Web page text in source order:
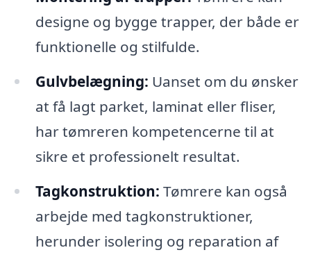
designe og bygge trapper, der både er
funktionelle og stilfulde.
Gulvbelægning: Uanset om du ønsker
at få lagt parket, laminat eller fliser,
har tømreren kompetencerne til at
sikre et professionelt resultat.
Tagkonstruktion: Tømrere kan også
arbejde med tagkonstruktioner,
herunder isolering og reparation af